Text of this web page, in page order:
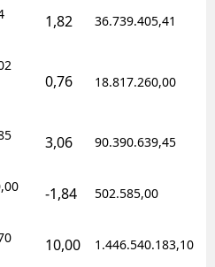
1,82 36.739.405,41
0,76 18.817.260,00
3,06 90.390.639,45
-1,84 502.585,00
10,00 1.446.540.183,10